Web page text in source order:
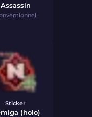
Assassin
Sticker
(holo)